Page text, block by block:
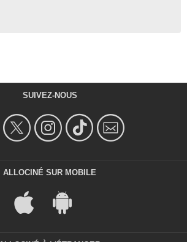
SUIVEZ-NOUS
ALLOCINÉ SUR MOBILE